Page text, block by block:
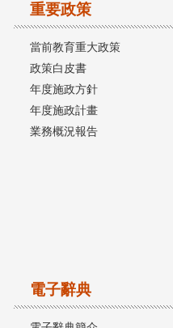
重要政策
當前教育重大政策
政策白皮書
年度施政方針
年度施政計畫
業務概況報告
電子辭典